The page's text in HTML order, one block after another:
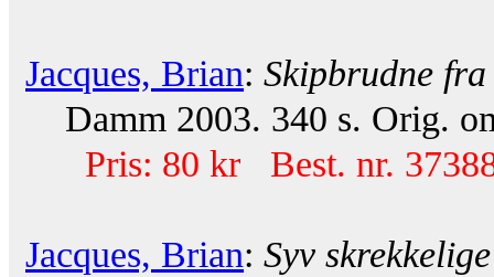
Jacques, Brian: Skipbrudne
Damm 2003. 340 s. Orig.
Pris: 80 kr Best. nr.
Jacques, Brian: Syv